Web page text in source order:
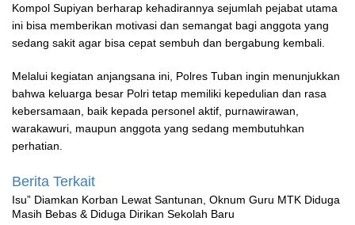
Kompol Supiyan berharap kehadirannya sejumlah pejabat utama
ini bisa memberikan motivasi dan semangat bagi anggota yang
sedang sakit agar bisa cepat sembuh dan bergabung kembali.
Melalui kegiatan anjangsana ini, Polres Tuban ingin menunjukkan
bahwa keluarga besar Polri tetap memiliki kepedulian dan rasa
kebersamaan, baik kepada personel aktif, purnawirawan,
warakawuri, maupun anggota yang sedang membutuhkan
perhatian.
Berita Terkait
‎Isu” Diamkan Korban Lewat Santunan, Oknum Guru MTK Diduga
Masih Bebas & Diduga Dirikan Sekolah Baru